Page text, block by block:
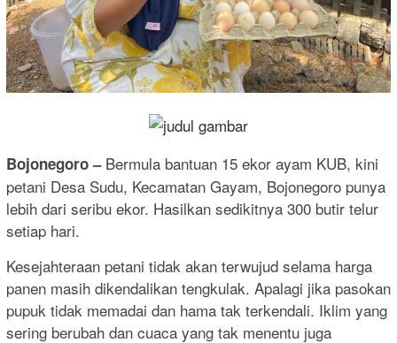
Bojonegoro – Bermula bantuan 15 ekor ayam KUB, kini
petani Desa Sudu, Kecamatan Gayam, Bojonegoro punya
lebih dari seribu ekor. Hasilkan sedikitnya 300 butir telur
setiap hari.
Kesejahteraan petani tidak akan terwujud selama harga
panen masih dikendalikan tengkulak. Apalagi jika pasokan
pupuk tidak memadai dan hama tak terkendali. Iklim yang
sering berubah dan cuaca yang tak menentu juga